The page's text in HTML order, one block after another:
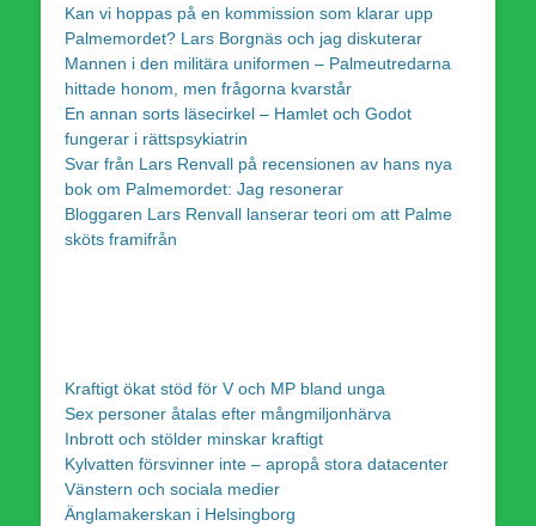
Kan vi hoppas på en kommission som klarar upp
Palmemordet? Lars Borgnäs och jag diskuterar
Mannen i den militära uniformen – Palmeutredarna
hittade honom, men frågorna kvarstår
En annan sorts läsecirkel – Hamlet och Godot
fungerar i rättspsykiatrin
Svar från Lars Renvall på recensionen av hans nya
bok om Palmemordet: Jag resonerar
Bloggaren Lars Renvall lanserar teori om att Palme
sköts framifrån
Kraftigt ökat stöd för V och MP bland unga
Sex personer åtalas efter mångmiljonhärva
Inbrott och stölder minskar kraftigt
Kylvatten försvinner inte – apropå stora datacenter
Vänstern och sociala medier
Änglamakerskan i Helsingborg